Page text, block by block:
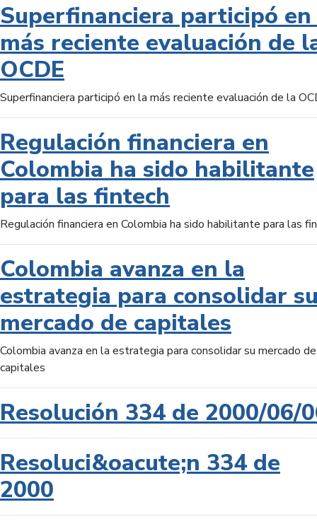
Superfinanciera participó
más reciente evaluación de
OCDE
Superfinanciera participó en la más reciente evaluación de la
Regulación financiera en
Colombia ha sido habilitante
para las fintech
Regulación financiera en Colombia ha sido habilitante para las
Colombia avanza en la
estrategia para consolidar
mercado de capitales
Colombia avanza en la estrategia para consolidar su mercado de
capitales
Resolución 334 de 2000/06/
Resoluci&oacute;n 334 de
2000